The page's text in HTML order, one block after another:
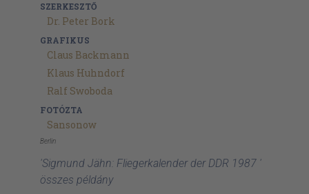
SZERKESZTŐ
Dr. Peter Bork
GRAFIKUS
Claus Backmann
Klaus Huhndorf
Ralf Swoboda
FOTÓZTA
Sansonow
Berlin
'Sigmund Jähn: Fliegerkalender der DDR 1987 '
összes példány